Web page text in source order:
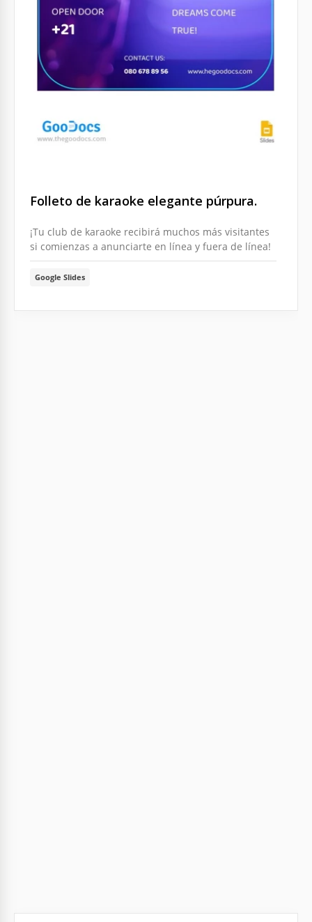
Folleto de karaoke elegante púrpura.
¡Tu club de karaoke recibirá muchos más visitantes
si comienzas a anunciarte en línea y fuera de línea!
Google Slides